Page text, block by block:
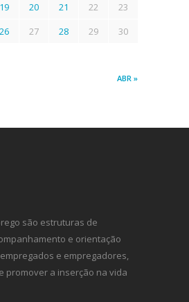
ABR »
19 20 21 22
23
26 27 28 29
30
são estruturas de
e orientação
e empregadores,
promover a inserção na vida